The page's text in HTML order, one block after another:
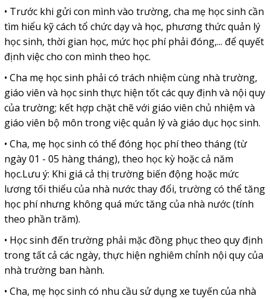
• Trước khi gửi con mình vào trường, cha mẹ học sinh cần
tìm hiểu kỹ cách tổ chức dạy và học, phương thức quản lý
học sinh, thời gian học, mức học phí phải đóng,... để quyết
định việc cho con mình theo học.
• Cha mẹ học sinh phải có trách nhiệm cùng nhà trường,
giáo viên và học sinh thực hiện tốt các quy định và nội quy
của trường; kết hợp chặt chẽ với giáo viên chủ nhiệm và
giáo viên bộ môn trong việc quản lý và giáo dục học sinh.
• Cha, mẹ học sinh có thể đóng học phí theo tháng (từ
ngày 01 - 05 hàng tháng), theo học kỳ hoặc cả năm
học.Lưu ý: Khi giá cả thị trường biến động hoặc mức
lương tối thiểu của nhà nước thay đổi, trường có thể tăng
học phí nhưng không quá mức tăng của nhà nước (tính
theo phần trăm).
• Học sinh đến trường phải mặc đồng phục theo quy định
trong tất cả các ngày, thực hiện nghiêm chỉnh nội quy của
nhà trường ban hành.
• Cha, mẹ học sinh có nhu cầu sử dụng xe tuyến của nhà